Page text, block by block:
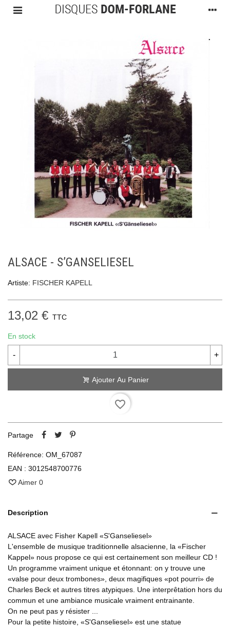
ALSACE - S’GANSELIESEL
Artiste: FISCHER KAPELL
13,02 € TTC
En stock
- +
Ajouter Au Panier
favorite_border
Partage
Référence: OM_67087
EAN : 3012548700776
Aimer 0
Description
ALSACE avec Fisher Kapell «S'Ganseliesel»
L'ensemble de musique traditionnelle alsacienne, la «Fischer
Kappel» nous propose ce qui est certainement son meilleur CD !
Un programme vraiment unique et étonnant: on y trouve une
«valse pour deux trombones», deux magifiques «pot pourri» de
Charles Beck et autres titres atypiques. Une interprêtation hors du
commun et une ambiance musicale vraiment entrainante.
On ne peut pas y résister ...
Pour la petite histoire, «S'Ganseliesel» est une statue